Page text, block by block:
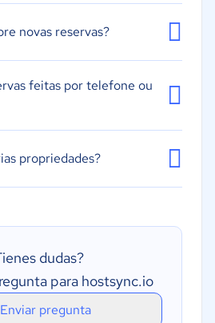
novas reservas?
feitas por telefone ou
propriedades?
dudas?
para hostsync.io
Enviar pregunta